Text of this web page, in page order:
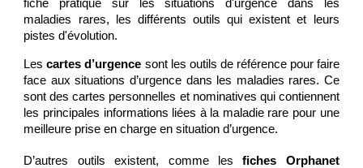
fiche pratique sur les situations d'urgence dans les
maladies rares, les différents outils qui existent et leurs
pistes d'évolution.
Lescartes d’urgence sont les outils de référence pour faire
face aux situations d’urgence dans les maladies rares. Ce
sont des cartes personnelles et nominatives qui contiennent
les principales informations liées à la maladie rare pour une
meilleure prise en charge en situation d’urgence.
D’autres outils existent, comme lesfiches Orphanet